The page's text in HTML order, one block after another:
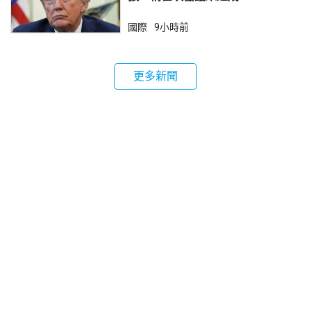
國際 9小時前
更多新聞